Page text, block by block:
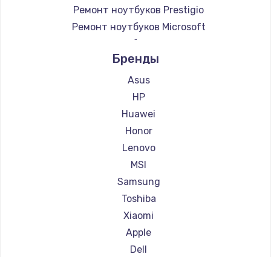
Ремонт ноутбуков Prestigio
Ремонт ноутбуков Microsoft
Ремонт ноутбуков Alienware
Ремонт ноутбуков Aquarius
Ремонт ноутбуков Gigabyte
Ремонт ноутбуков Aorus
Ремонт ноутбуков Maibenben
Ремонт ноутбуков Getac
Ремонт ноутбуков Epson
Ремонт ноутбуков Philips
Ремонт ноутбуков LG
Ремонт ноутбуков Panasonic
Ремонт ноутбуков Irbis
Ремонт ноутбуков Thunderobot
Ремонт ноутбуков Hasee
Бренды
Asus
HP
Huawei
Honor
Lenovo
MSI
Samsung
Toshiba
Xiaomi
Apple
Dell